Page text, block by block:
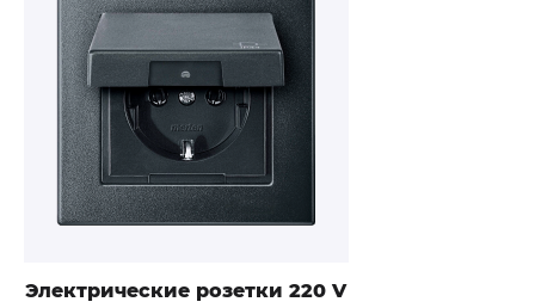
Электрические розетки 220 V